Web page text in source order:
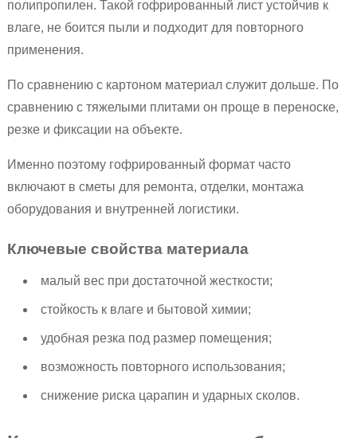
полипропилен. Такой гофрированный лист устойчив к
влаге, не боится пыли и подходит для повторного
применения.
По сравнению с картоном материал служит дольше. По
сравнению с тяжелыми плитами он проще в переноске,
резке и фиксации на объекте.
Именно поэтому гофрированный формат часто
включают в сметы для ремонта, отделки, монтажа
оборудования и внутренней логистики.
Ключевые свойства материала
малый вес при достаточной жесткости;
стойкость к влаге и бытовой химии;
удобная резка под размер помещения;
возможность повторного использования;
снижение риска царапин и ударных сколов.